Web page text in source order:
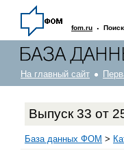
fom.ru · Поиск
На главный сайт
Выпуск 33 от
База данных ФОМ >